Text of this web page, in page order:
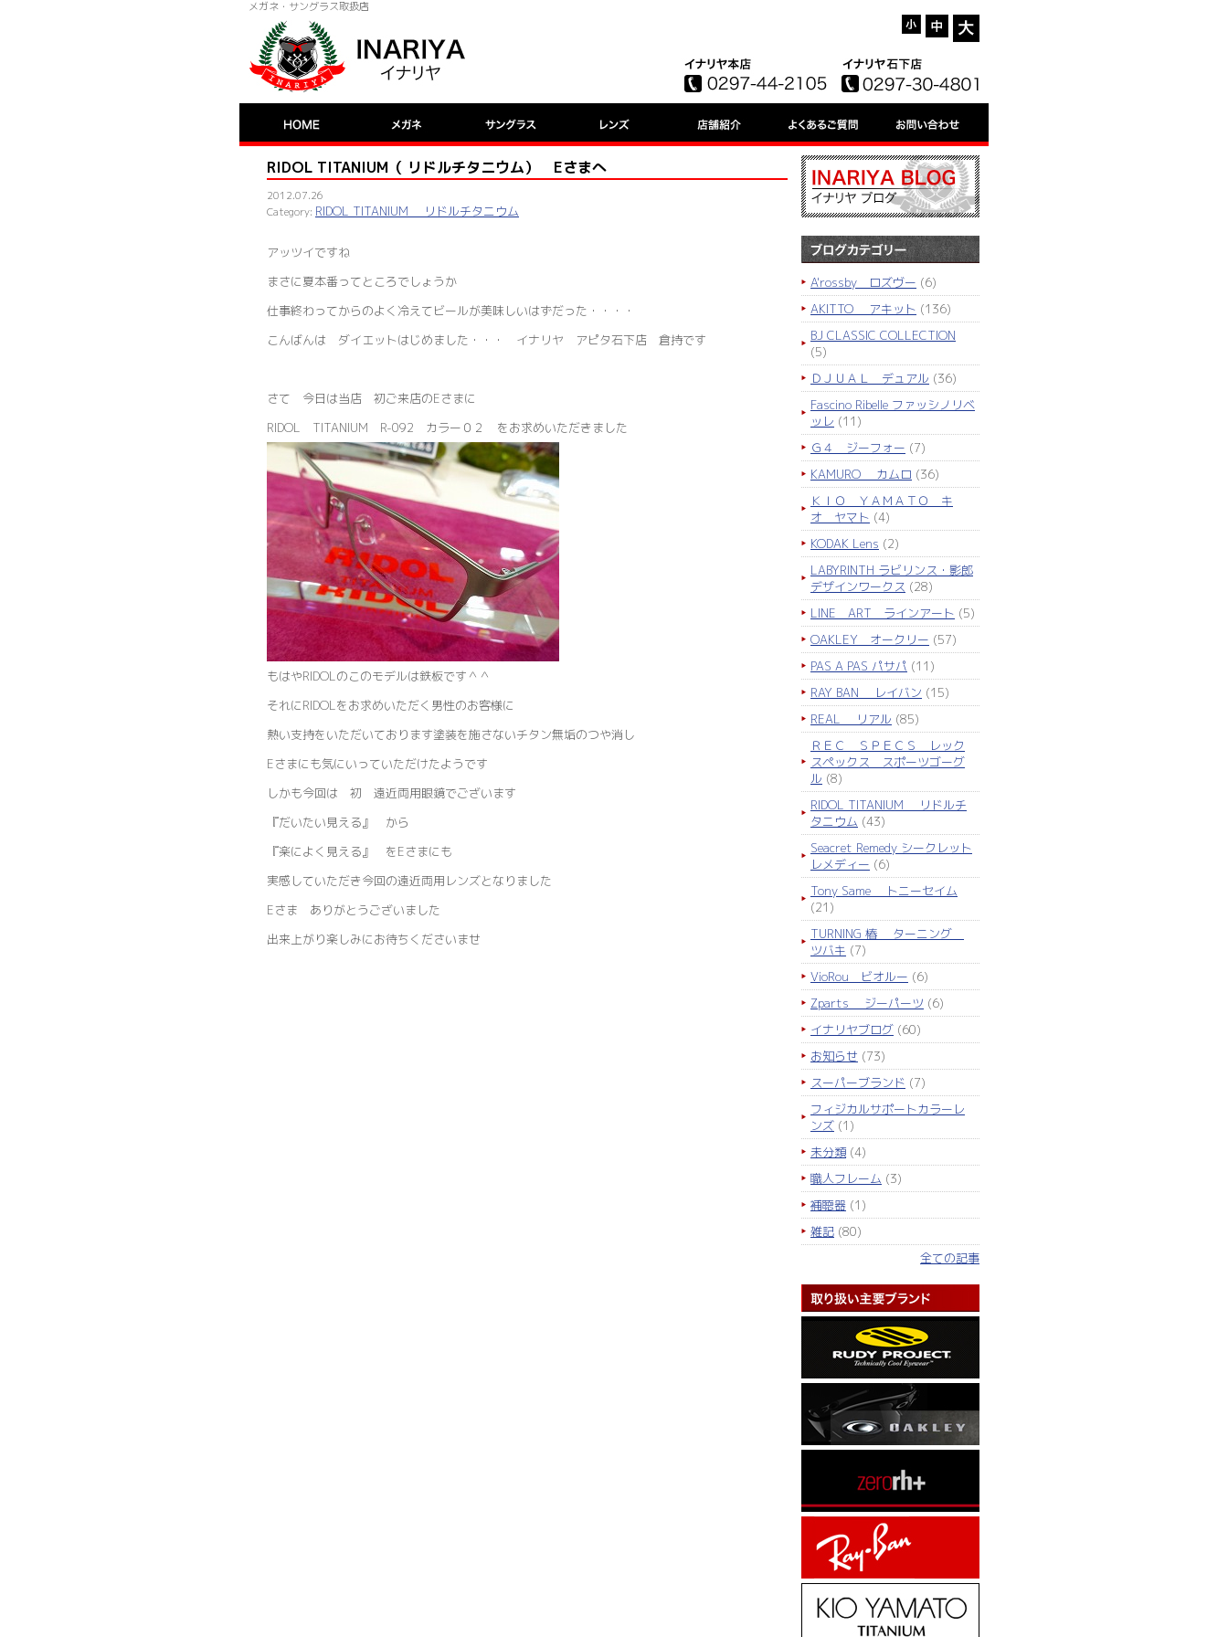
メガネ・サングラス取扱店
RIDOL TITANIUM（ リドルチタニウム） Eさまへ
2012.07.26
RIDOL TITANIUM リドルチタニウム
アッツイですね
まさに夏本番ってところでしょうか
仕事終わってからのよく冷えてビールが美味しいはずだった・・・・
こんばんは ダイエットはじめました・・・ イナリヤ アピタ石下店 倉持です
さて 今日は当店 初ご来店のEさまに
RIDOL TITANIUM R-092 カラー０２ をお求めいただきました
もはやRIDOLのこのモデルは鉄板です＾＾
それにRIDOLをお求めいただく男性のお客様に
熱い支持をいただいております塗装を施さないチタン無垢のつや消し
Eさまにも気にいっていただけたようです
しかも今回は 初 遠近両用眼鏡でございます
『だいたい見える』 から
『楽によく見える』 をEさまにも
実感していただき今回の遠近両用レンズとなりました
Eさま ありがとうございました
出来上がり楽しみにお待ちくださいませ
A'rossby ロズヴー (6)
AKITTO アキット (136)
BJ CLASSIC COLLECTION
(5)
ＤＪＵＡＬ デュアル (36)
Fascino Ribelle ファッシノリベ
ッレ (11)
Ｇ４ ジーフォー (7)
KAMURO カムロ (36)
ＫＩＯ ＹＡＭＡＴＯ キ
オ ヤマト (4)
KODAK Lens (2)
LABYRINTH ラビリンス・影郎
デザインワークス (28)
LINE ART ラインアート (5)
OAKLEY オークリー (57)
PAS A PAS パサパ (11)
RAY BAN レイバン (15)
REAL リアル (85)
ＲＥＣ ＳＰＥＣＳ レック
スペックス スポーツゴーグ
ル (8)
RIDOL TITANIUM リドルチ
タニウム (43)
Seacret Remedy シークレット
レメディー (6)
Tony Same トニーセイム
(21)
TURNING 椿 ターニング
ツバキ (7)
VioRou ビオルー (6)
Zparts ジーパーツ (6)
イナリヤブログ (60)
お知らせ (73)
スーパーブランド (7)
フィジカルサポートカラーレ
ンズ (1)
未分類 (4)
職人フレーム (3)
補聴器 (1)
雑記 (80)
全ての記事